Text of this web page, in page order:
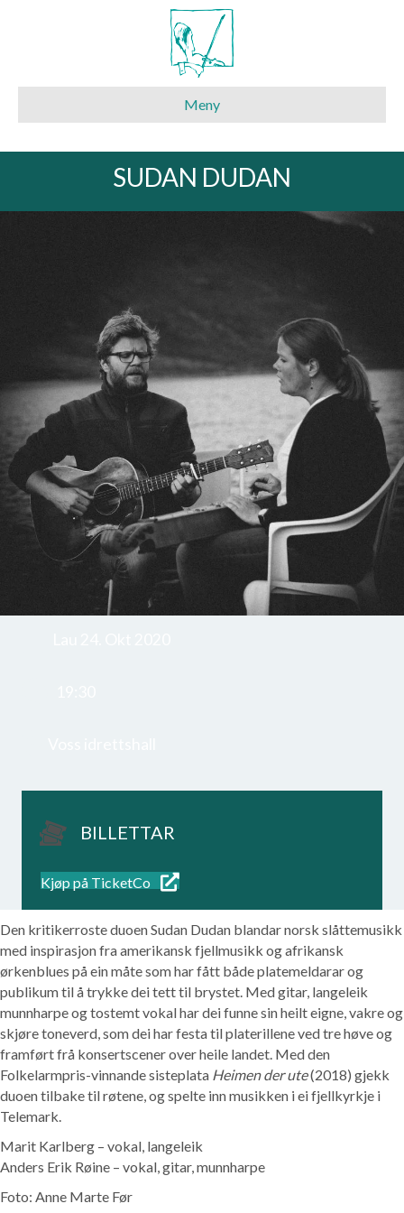
Meny
SUDAN DUDAN
BILLETTAR
Kjøp på TicketCo
Den kritikerroste duoen Sudan Dudan blandar norsk slåttemusikk
med inspirasjon fra amerikansk fjellmusikk og afrikansk
ørkenblues på ein måte som har fått både platemeldarar og
publikum til å trykke dei tett til brystet. Med gitar, langeleik
munnharpe og tostemt vokal har dei funne sin heilt eigne, vakre og
skjøre toneverd, som dei har festa til platerillene ved tre høve og
framført frå konsertscener over heile landet. Med den
Folkelarmpris-vinnande sisteplata Heimen der ute(2018) gjekk
duoen tilbake til røtene, og spelte inn musikken i ei fjellkyrkje i
Telemark.
Marit Karlberg – vokal, langeleik
Anders Erik Røine – vokal, gitar, munnharpe
Foto: Anne Marte Før